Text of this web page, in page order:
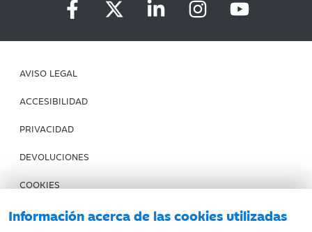
Información acerca de las cookies utilizadas
AVISO LEGAL
ACCESIBILIDAD
PRIVACIDAD
DEVOLUCIONES
COOKIES
CONDICIONES DE COMPRA